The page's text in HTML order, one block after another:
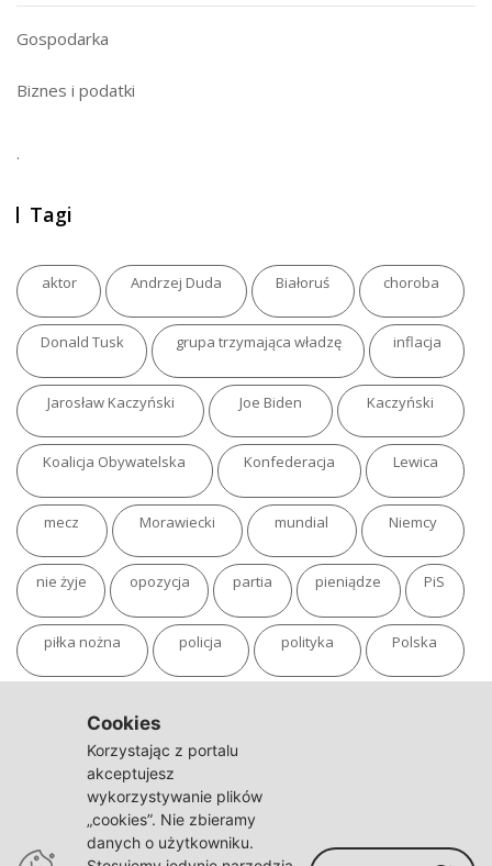
Gospodarka
Biznes i podatki
.
Tagi
aktor Andrzej Duda Białoruś choroba
Donald Tusk grupa trzymająca władzę inflacja
Jarosław Kaczyński Joe Biden Kaczyński
Koalicja Obywatelska Konfederacja Lewica
mecz Morawiecki mundial Niemcy
nie żyje opozycja partia pieniądze PiS
piłka nożna policja polityka Polska
sąd TVN
Warszawa wojna
Cookies
Korzystając z portalu
akceptujesz
wykorzystywanie plików
„cookies”. Nie zbieramy
danych o użytkowniku.